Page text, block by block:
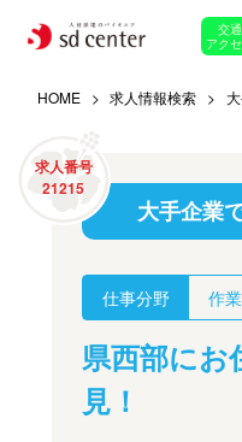
交通
アク
HOME 求人情報検索
求人番号
21215
大手企業
仕事分野 作
県西部にお
見！